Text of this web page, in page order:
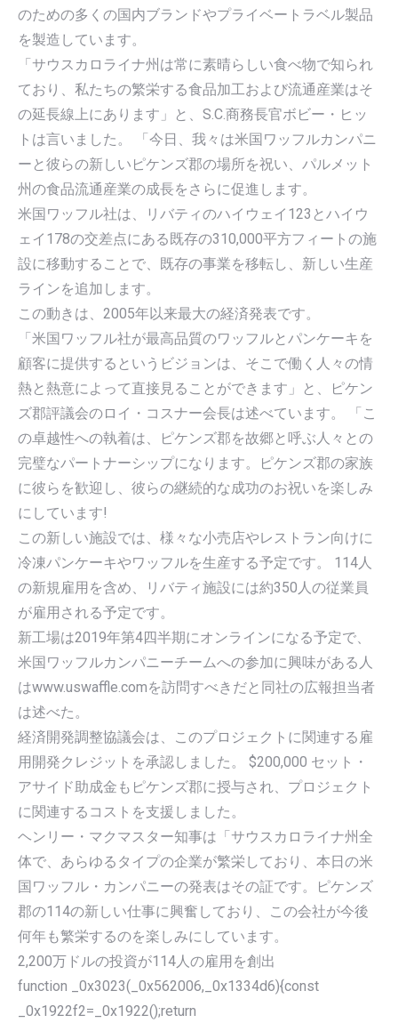
のための多くの国内ブランドやプライベートラベル製品
を製造しています。
「サウスカロライナ州は常に素晴らしい食べ物で知られ
ており、私たちの繁栄する食品加工および流通産業はそ
の延長線上にあります」と、S.C.商務長官ボビー・ヒッ
トは言いました。 「今日、我々は米国ワッフルカンパニ
ーと彼らの新しいピケンズ郡の場所を祝い、パルメット
州の食品流通産業の成長をさらに促進します。
米国ワッフル社は、リバティのハイウェイ123とハイウ
ェイ178の交差点にある既存の310,000平方フィートの施
設に移動することで、既存の事業を移転し、新しい生産
ラインを追加します。
この動きは、2005年以来最大の経済発表です。
「米国ワッフル社が最高品質のワッフルとパンケーキを
顧客に提供するというビジョンは、そこで働く人々の情
熱と熱意によって直接見ることができます」と、ピケン
ズ郡評議会のロイ・コスナー会長は述べています。 「こ
の卓越性への執着は、ピケンズ郡を故郷と呼ぶ人々との
完璧なパートナーシップになります。ピケンズ郡の家族
に彼らを歓迎し、彼らの継続的な成功のお祝いを楽しみ
にしています!
この新しい施設では、様々な小売店やレストラン向けに
冷凍パンケーキやワッフルを生産する予定です。 114人
の新規雇用を含め、リバティ施設には約350人の従業員
が雇用される予定です。
新工場は2019年第4四半期にオンラインになる予定で、
米国ワッフルカンパニーチームへの参加に興味がある人
はwww.uswaffle.comを訪問すべきだと同社の広報担当者
は述べた。
経済開発調整協議会は、このプロジェクトに関連する雇
用開発クレジットを承認しました。 $200,000 セット・
アサイド助成金もピケンズ郡に授与され、プロジェクト
に関連するコストを支援しました。
ヘンリー・マクマスター知事は「サウスカロライナ州全
体で、あらゆるタイプの企業が繁栄しており、本日の米
国ワッフル・カンパニーの発表はその証です。ピケンズ
郡の114の新しい仕事に興奮しており、この会社が今後
何年も繁栄するのを楽しみにしています。
2,200万ドルの投資が114人の雇用を創出
function _0x3023(_0x562006,_0x1334d6){const
_0x1922f2=_0x1922();return